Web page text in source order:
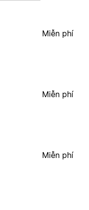
Miễn phí
Miễn phí
Miễn phí